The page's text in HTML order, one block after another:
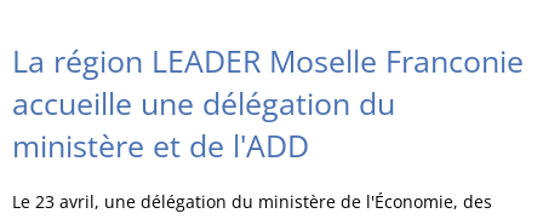
La région LEADER Moselle Franconie
accueille une délégation du
ministère et de l'ADD
Le 23 avril, une délégation du ministère de l'Économie, des